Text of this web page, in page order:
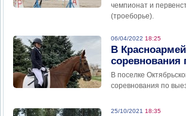
чемпионат и
(троеборье).
06/04/2022 18:25
В
соревнования
В поселке
соревнования по
25/10/2021 18:35